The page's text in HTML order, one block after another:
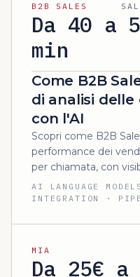
B2B SALES
Da 40 a 5
min
Come B2B
di analisi
con l'AI
Scopri come B2B
performance dei
per chiamata, con
di acquisizione.
AI LANGUAGE
INTEGRATION ·
MIA
Da 25€ a